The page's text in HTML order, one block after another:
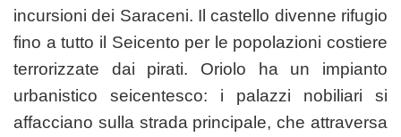
incursioni dei Saraceni. Il castello divenne rifugio
fino a tutto il Seicento per le popolazioni costiere
terrorizzate dai pirati. Oriolo ha un impianto
urbanistico seicentesco: i palazzi nobiliari si
affacciano sulla strada principale, che attraversa